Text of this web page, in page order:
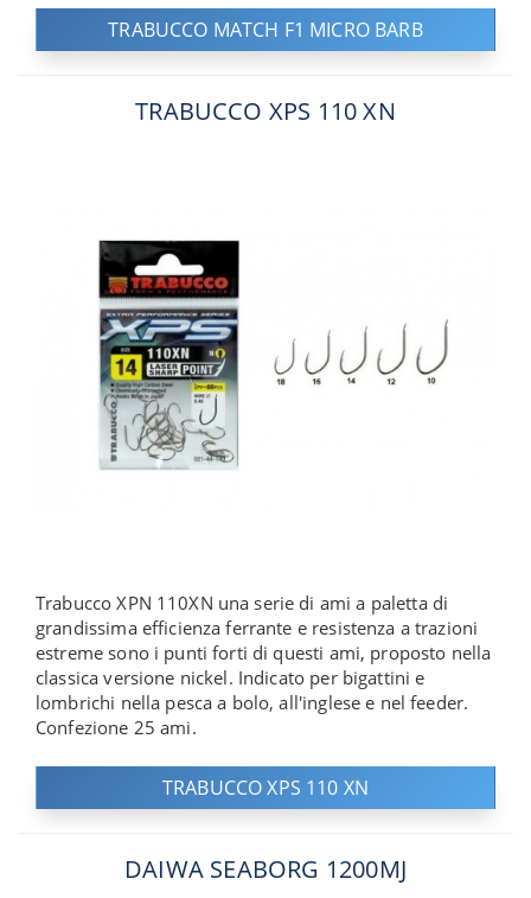
TRABUCCO MATCH F1 MICRO BARB
TRABUCCO XPS 110 XN
Trabucco XPN 110XN una serie di ami a paletta di
grandissima efficienza ferrante e resistenza a trazioni
estreme sono i punti forti di questi ami, proposto nella
classica versione nickel. Indicato per bigattini e
lombrichi nella pesca a bolo, all'inglese e nel feeder.
Confezione 25 ami.
TRABUCCO XPS 110 XN
DAIWA SEABORG 1200MJ